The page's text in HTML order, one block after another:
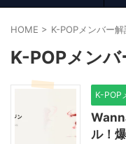
HOME > K-POPメンバー解
K-POPメンバ
K-POP
ル！